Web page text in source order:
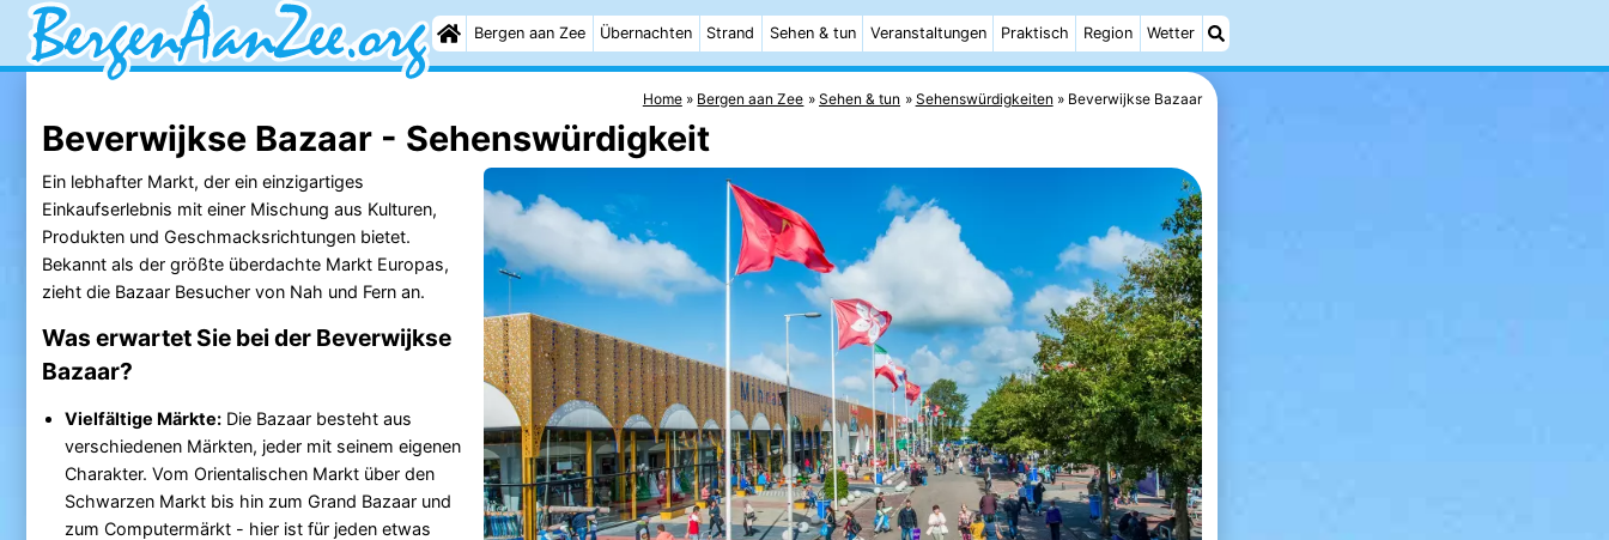
Bergen aan Zee Übernachten Strand Sehen & tun Veranstaltungen Praktisch Region Wetter
Home Bergen aan Zee Sehen & tun Sehenswürdigkeiten Beverwijkse Bazaar
Beverwijkse Bazaar - Sehenswürdigkeit
Ein lebhafter Markt, der ein einzigartiges
Einkaufserlebnis mit einer Mischung aus Kulturen,
Produkten und Geschmacksrichtungen bietet.
Bekannt als der größte überdachte Markt Europas,
zieht die Bazaar Besucher von Nah und Fern an.
Was erwartet Sie bei der Beverwijkse
Bazaar?
Vielfältige Märkte:Die Bazaar besteht aus
verschiedenen Märkten, jeder mit seinem eigenen
Charakter. Vom Orientalischen Markt über den
Schwarzen Markt bis hin zum Grand Bazaar und
zum Computermärkt - hier ist für jeden etwas